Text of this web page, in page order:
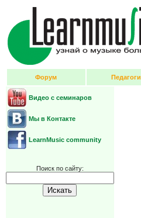
Форум Педагоги
Видео с семинаров
Мы в Контакте
LearnMusic community
Поиск по сайту: